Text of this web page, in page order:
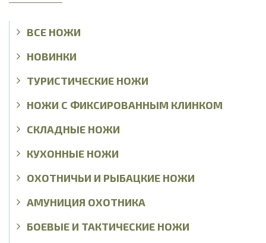
ВСЕ НОЖИ
НОВИНКИ
ТУРИСТИЧЕСКИЕ НОЖИ
НОЖИ С ФИКСИРОВАННЫМ КЛИНКОМ
СКЛАДНЫЕ НОЖИ
КУХОННЫЕ НОЖИ
ОХОТНИЧЬИ И РЫБАЦКИЕ НОЖИ
АМУНИЦИЯ ОХОТНИКА
БОЕВЫЕ И ТАКТИЧЕСКИЕ НОЖИ